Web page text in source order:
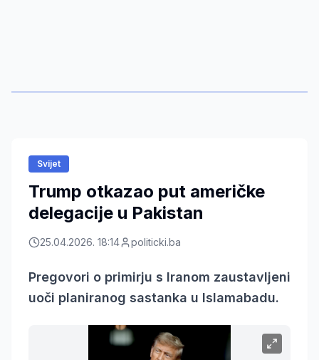
Svijet
Trump otkazao put američke
delegacije u Pakistan
25.04.2026. 18:14 politicki.ba
Pregovori o primirju s Iranom zaustavljeni
uoči planiranog sastanka u Islamabadu.